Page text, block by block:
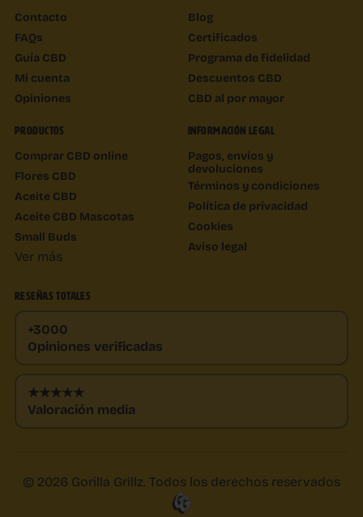
Contacto
FAQs
Guía CBD
Mi cuenta
Opiniones
Blog
Certificados
Programa de fidelidad
Descuentos CBD
CBD al por mayor
PRODUCTOS
Comprar CBD online
Flores CBD
Aceite CBD
Aceite CBD Mascotas
Small Buds
Ver más
INFORMACIÓN LEGAL
Pagos, envíos y
devoluciones
Términos y condiciones
Política de privacidad
Cookies
Aviso legal
RESEÑAS TOTALES
+3000
Opiniones verificadas
★★★★★
Valoración media
© 2026 Gorilla Grillz. Todos los derechos reservados